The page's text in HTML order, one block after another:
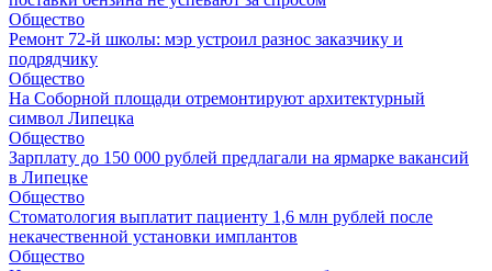
Общество
Ремонт 72‑й школы: мэр устроил разнос заказчику и
подрядчику
Общество
На Соборной площади отремонтируют архитектурный
символ Липецка
Общество
Зарплату до 150 000 рублей предлагали на ярмарке вакансий
в Липецке
Общество
Стоматология выплатит пациенту 1,6 млн рублей после
некачественной установки имплантов
Общество